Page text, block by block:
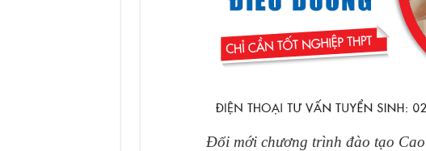
Đổi mới chương trình đào tạo